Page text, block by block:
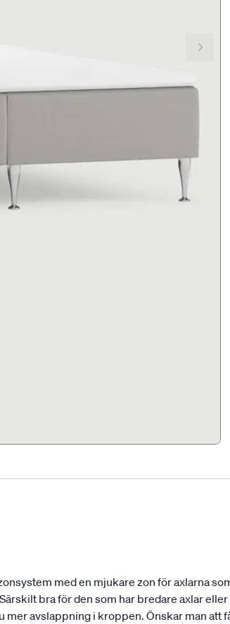
med en mjukare zon för axlarna
bra för den som har bredare axlar
avslappning i kroppen. Önskar man att